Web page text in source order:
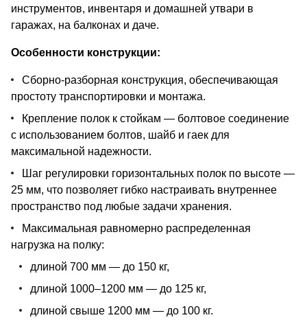
инструментов, инвентаря и домашней утвари в
гаражах, на балконах и даче.
Особенности конструкции:
Сборно-разборная конструкция, обеспечивающая
простоту транспортировки и монтажа.
Крепление полок к стойкам — болтовое соединение
с использованием болтов, шайб и гаек для
максимальной надежности.
Шаг регулировки горизонтальных полок по высоте —
25 мм, что позволяет гибко настраивать внутреннее
пространство под любые задачи хранения.
Максимальная равномерно распределенная
нагрузка на полку:
длиной 700 мм — до 150 кг,
длиной 1000–1200 мм — до 125 кг,
длиной свыше 1200 мм — до 100 кг.